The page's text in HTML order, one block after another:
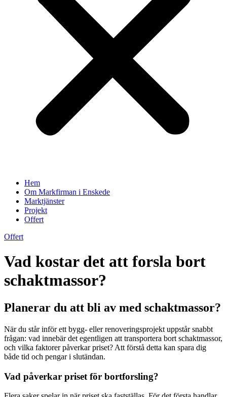
Hem
Om Markfirman i Enskede
Marktjänster
Projekt
Offert
Offert
Vad kostar det att forsla bort
schaktmassor?
Planerar du att bli av med schaktmassor?
När du står inför ett bygg- eller renoveringsprojekt uppstår snabbt
frågan: vad innebär det egentligen att transportera bort schaktmassor,
och vilka faktorer påverkar priset? Att förstå detta kan spara dig
både tid och pengar i slutändan.
Vad påverkar priset för bortforsling?